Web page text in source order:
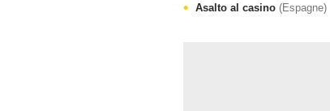
Asalto al casino (Espagne)